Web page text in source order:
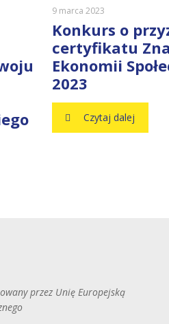
9 marca 2023
Konkurs o
certyfikatu
Ekonomii
2023
Czytaj dalej
przez Unię Europejską